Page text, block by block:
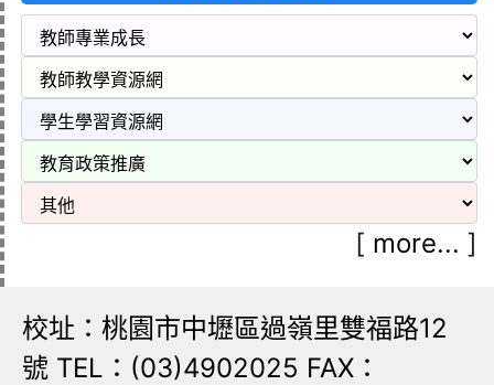
[ more... ]
校址：桃園市中壢區過嶺里雙福路12
號 TEL：(03)4902025 FAX：